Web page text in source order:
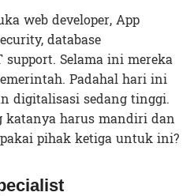
web developer, App
database
Selama ini mereka
Padahal hari ini
digitalisasi sedang tinggi.
katanya harus mandiri dan
pihak ketiga untuk ini?